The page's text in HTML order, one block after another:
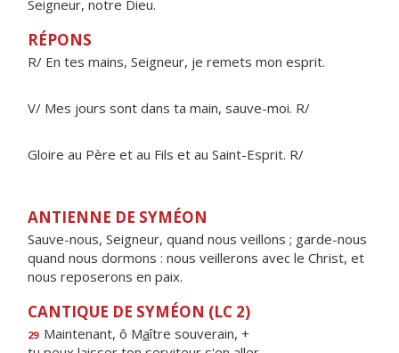
Seigneur, notre Dieu.
RÉPONS
R/ En tes mains, Seigneur, je remets mon esprit.
V/ Mes jours sont dans ta main, sauve-moi. R/
Gloire au Père et au Fils et au Saint-Esprit. R/
ANTIENNE DE SYMÉON
Sauve-nous, Seigneur, quand nous veillons ; garde-nous
quand nous dormons : nous veillerons avec le Christ, et
nous reposerons en paix.
CANTIQUE DE SYMÉON (LC 2)
29 Maintenant, ô Maître souverain, +